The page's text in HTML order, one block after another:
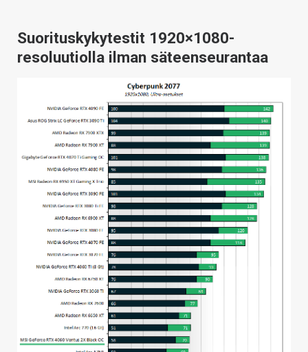
Suorituskykytestit 1920×1080-
resoluutiolla ilman säteenseurantaa